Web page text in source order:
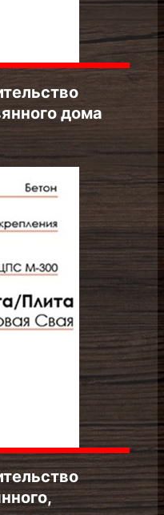
дома
блочного